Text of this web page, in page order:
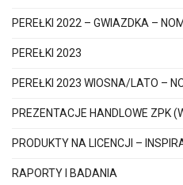
PEREŁKI 2022 – GWIAZDKA –
PEREŁKI 2023
PEREŁKI 2023 WIOSNA/LATO –
PREZENTACJE HANDLOWE ZPK
PRODUKTY NA LICENCJI –
RAPORTY I BADANIA